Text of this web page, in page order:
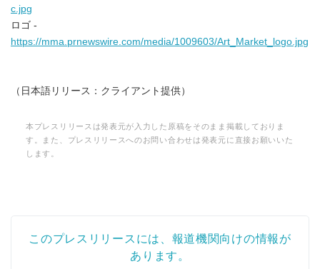
c.jpg
ロゴ -
https://mma.prnewswire.com/media/1009603/Art_Market_logo.jpg
（日本語リリース：クライアント提供）
本プレスリリースは発表元が入力した原稿をそのまま掲載しておりま
す。また、プレスリリースへのお問い合わせは発表元に直接お願いいた
します。
このプレスリリースには、報道機関向けの情報が
あります。